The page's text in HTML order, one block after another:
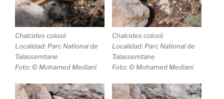
Chalcides colosii
Localidad: Parc National de
Talassemtane
Foto: © Mohamed Mediani
Chalcides colosii
Localidad: Parc National de
Talassemtane
Foto: © Mohamed Mediani